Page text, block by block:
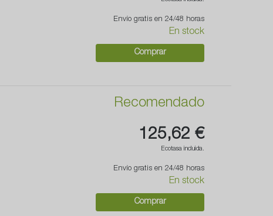
Envío gratis en 24/48 horas
En stock
Comprar
Recomendado
125,62 €
Ecotasa incluida.
Envío gratis en 24/48 horas
En stock
Comprar